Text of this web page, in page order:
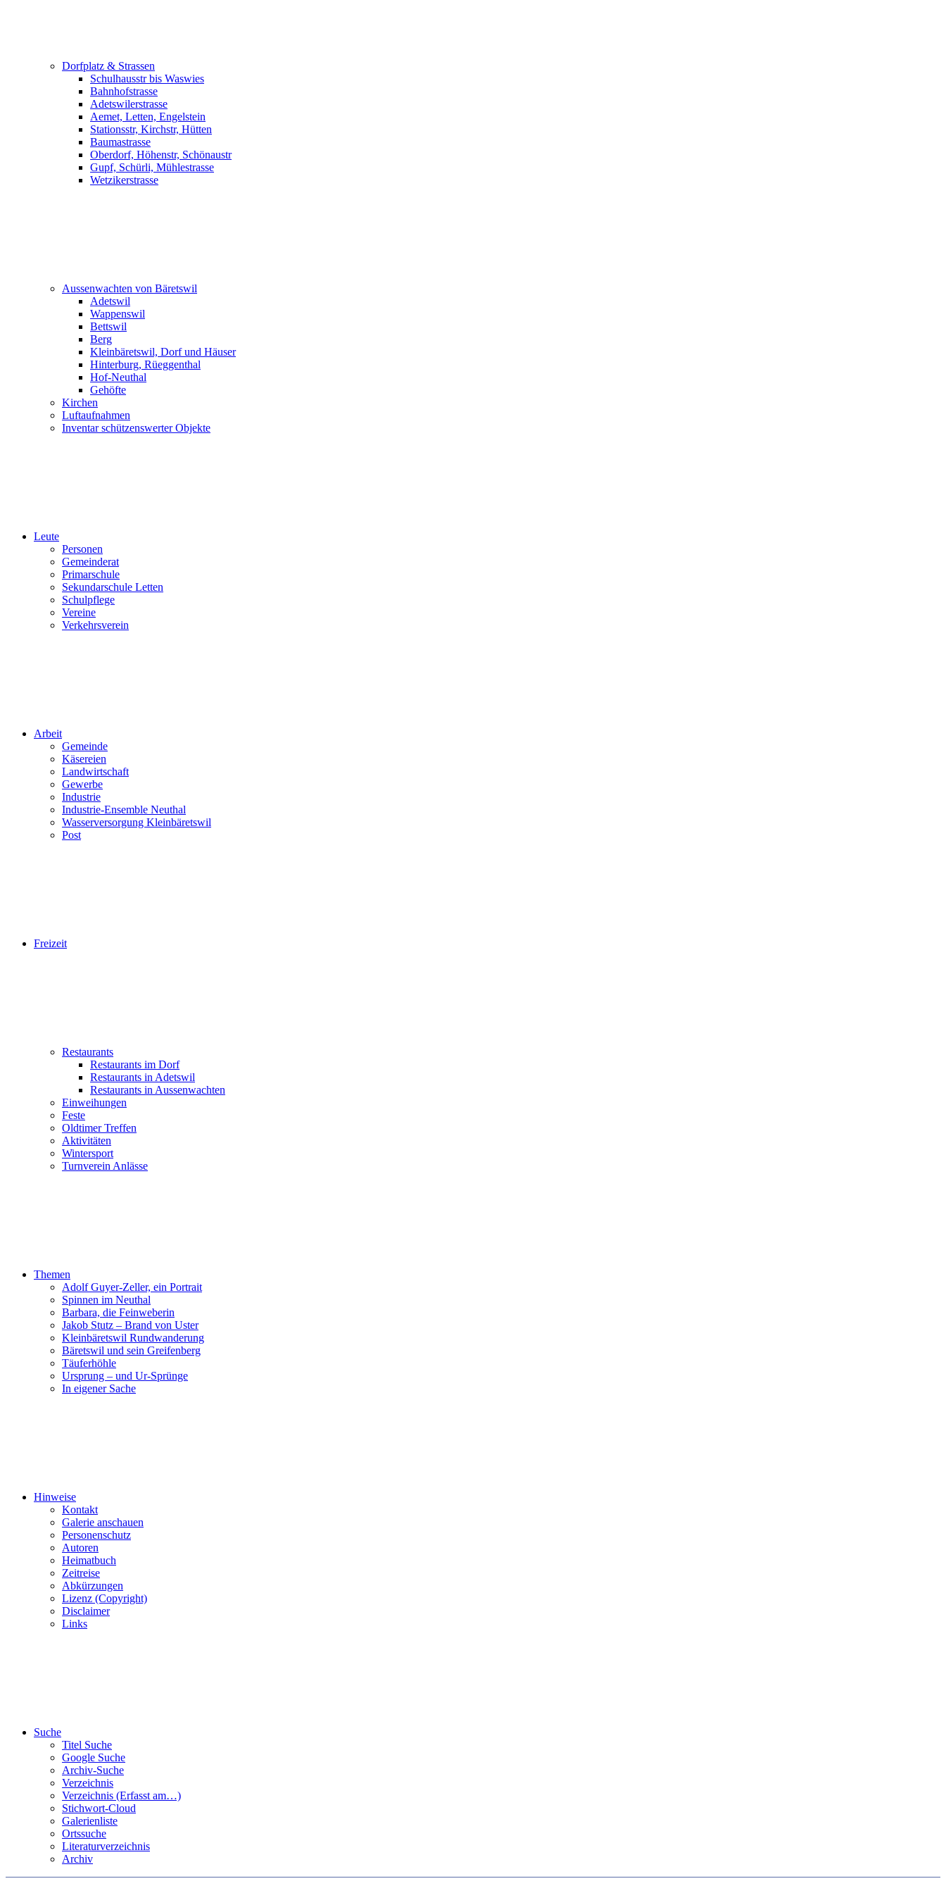
Dorfplatz & Strassen
Schulhausstr bis Waswies
Bahnhofstrasse
Adetswilerstrasse
Aemet, Letten, Engelstein
Stationsstr, Kirchstr, Hütten
Baumastrasse
Oberdorf, Höhenstr, Schönaustr
Gupf, Schürli, Mühlestrasse
Wetzikerstrasse
Aussenwachten von Bäretswil
Adetswil
Wappenswil
Bettswil
Berg
Kleinbäretswil, Dorf und Häuser
Hinterburg, Rüeggenthal
Hof-Neuthal
Gehöfte
Kirchen
Luftaufnahmen
Inventar schützenswerter Objekte
Leute
Personen
Gemeinderat
Primarschule
Sekundarschule Letten
Schulpflege
Vereine
Verkehrsverein
Arbeit
Gemeinde
Käsereien
Landwirtschaft
Gewerbe
Industrie
Industrie-Ensemble Neuthal
Wasserversorgung Kleinbäretswil
Post
Freizeit
Restaurants
Restaurants im Dorf
Restaurants in Adetswil
Restaurants in Aussenwachten
Einweihungen
Feste
Oldtimer Treffen
Aktivitäten
Wintersport
Turnverein Anlässe
Themen
Adolf Guyer-Zeller, ein Portrait
Spinnen im Neuthal
Barbara, die Feinweberin
Jakob Stutz – Brand von Uster
Kleinbäretswil Rundwanderung
Bäretswil und sein Greifenberg
Täuferhöhle
Ursprung – und Ur-Sprünge
In eigener Sache
Hinweise
Kontakt
Galerie anschauen
Personenschutz
Autoren
Heimatbuch
Zeitreise
Abkürzungen
Lizenz (Copyright)
Disclaimer
Links
Suche
Titel Suche
Google Suche
Archiv-Suche
Verzeichnis
Verzeichnis (Erfasst am…)
Stichwort-Cloud
Galerienliste
Ortssuche
Literaturverzeichnis
Archiv